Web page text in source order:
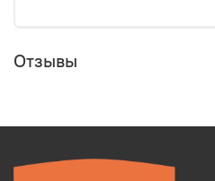
Отзывы